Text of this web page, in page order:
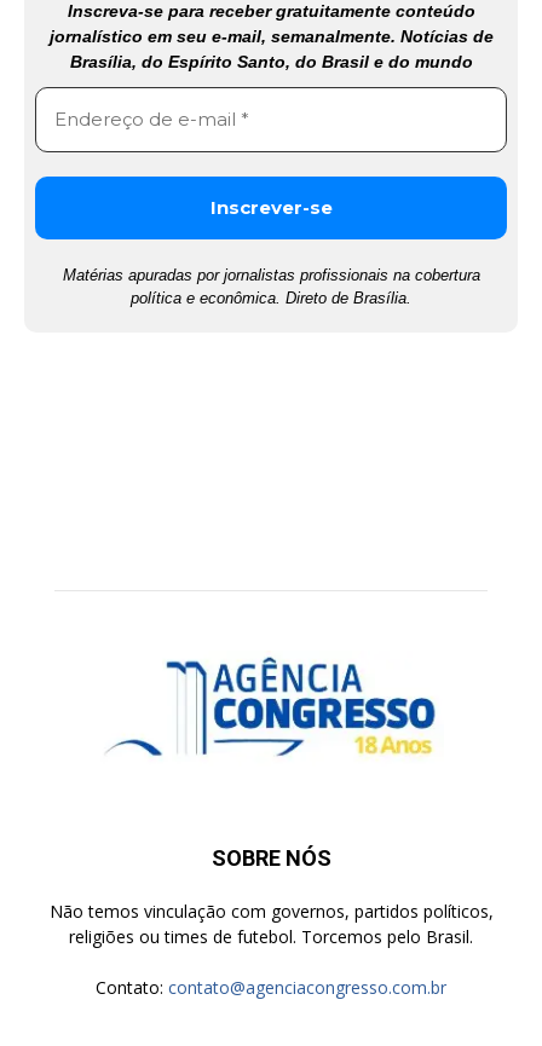
Inscreva-se para receber gratuitamente conteúdo
jornalístico em seu e-mail, semanalmente. Notícias de
Brasília, do Espírito Santo, do Brasil e do mundo
Matérias apuradas por jornalistas profissionais na cobertura
política e econômica. Direto de Brasília.
SOBRE NÓS
Não temos vinculação com governos, partidos políticos,
religiões ou times de futebol. Torcemos pelo Brasil.
Contato: contato@agenciacongresso.com.br